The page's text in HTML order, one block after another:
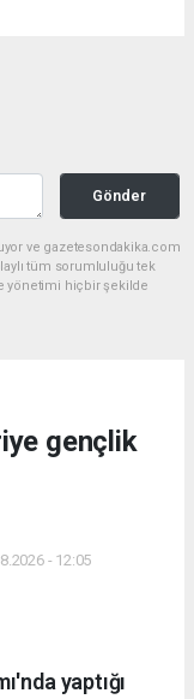
Gönder
ve gazetesondakika.com
tüm sorumluluğu tek
yönetimi hiçbir şekilde
gençlik
- 12:05
yaptığı